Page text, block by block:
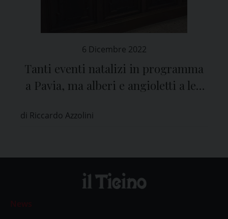
6 Dicembre 2022
Tanti eventi natalizi in programma
a Pavia, ma alberi e angioletti a led
di Riccardo Azzolini
News